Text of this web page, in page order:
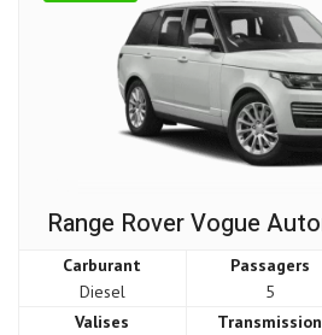
Range Rover Vogue
Carburant
Diesel
Passagers
5
Valises
Transmission